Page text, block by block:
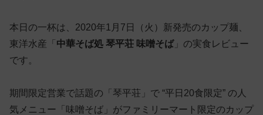
本日の一杯は、2020年1月7日（火）新発売のカップ麺、
東洋水産「 中華そば処 琴平荘 味噌そば」の実食レビュー
です。
期間限定営業で話題の「琴平荘」で “平日20食限定” の人
気メニュー「味噌そば」がファミリーマート限定のカップ